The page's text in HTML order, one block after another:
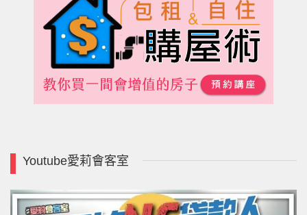
Youtube愛莉會客室